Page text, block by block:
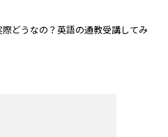
どうなの？英語の通教受講してみ